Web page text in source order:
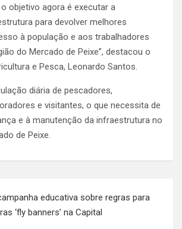
objetivo agora é executar a
para devolver melhores
à população e aos trabalhadores
do Mercado de Peixe”, destacou o
e Pesca, Leonardo Santos.
diária de pescadores,
e visitantes, o que necessita de
e à manutenção da infraestrutura no
de Peixe.
educativa sobre regras para
‘fly banners’ na Capital